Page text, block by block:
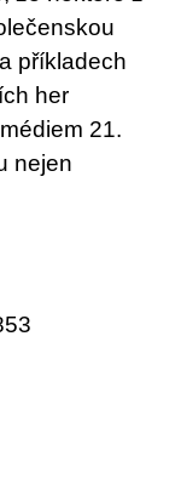
příkladech
her
21.
nejen